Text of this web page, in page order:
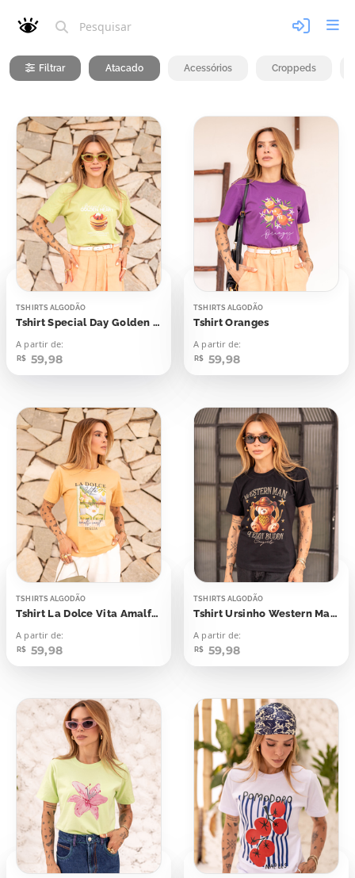
Filtrar Atacado Acessórios Croppeds
TSHIRTS ALGODÃO
Tshirt Special Day Golden Heart Panquecas
A partir de:
R$ 59,98
TSHIRTS ALGODÃO
Tshirt Oranges
A partir de:
R$ 59,98
TSHIRTS ALGODÃO
Tshirt La Dolce Vita Amalfi Coast Itália
A partir de:
R$ 59,98
TSHIRTS ALGODÃO
Tshirt Ursinho Western Man Teddy Buddy
A partir de:
R$ 59,98